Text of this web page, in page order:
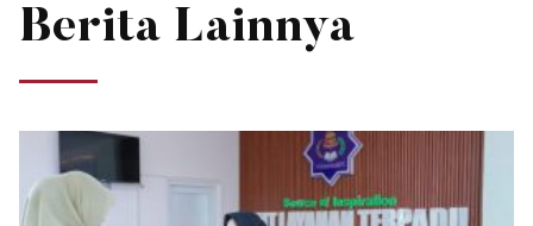
Berita Lainnya